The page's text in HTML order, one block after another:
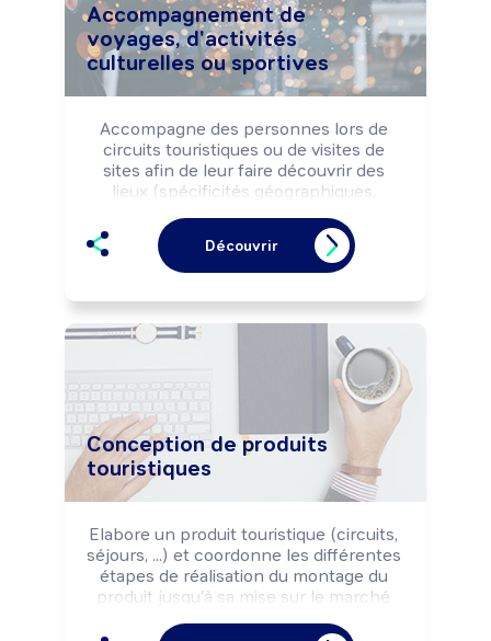
Accompagnement de
voyages, d'activités
culturelles ou sportives
Accompagne des personnes lors de
circuits touristiques ou de visites de
sites afin de leur faire découvrir des
lieux (spécificités géographiques,
règles de sécurité des biens et des
personnes.
Peut animer des conférences.
sportif (randonnée équestre, ascension
de sommets, ...).
Découvrir
Conception de produits
touristiques
Elabore un produit touristique (circuits,
séjours, ...) et coordonne les différentes
étapes de réalisation du montage du
produit jusqu'à sa mise sur le marché